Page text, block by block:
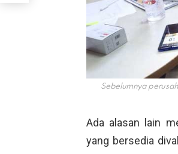
Sebelumnya
Ada alasan lain
yang bersedia